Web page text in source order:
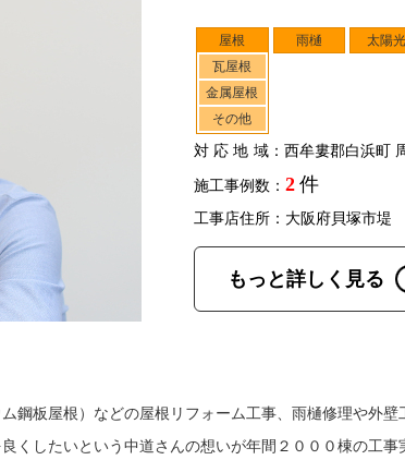
屋根
瓦屋根
金属屋根
その他
雨樋 太陽光
対応地域：西牟婁郡白浜町
施工事例数： 2 件
工事店住所：大阪府貝塚市堤
もっと詳しく見る
鋼板屋根）などの屋根リフォーム工事、雨樋修理や外
くしたいという中道さんの想いが年間２０００棟の工